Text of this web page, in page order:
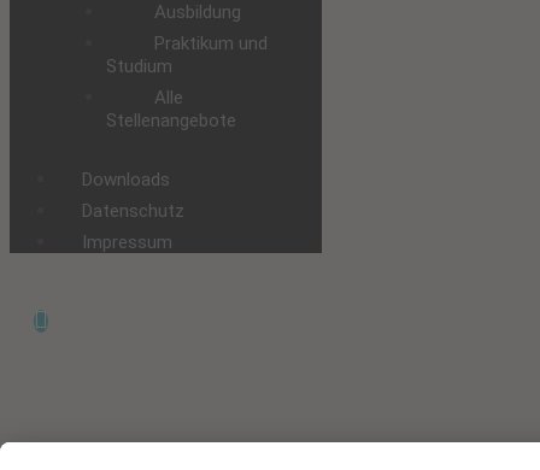
Ausbildung
Praktikum und
Studium
Alle
Stellenangebote
Downloads
Datenschutz
Impressum